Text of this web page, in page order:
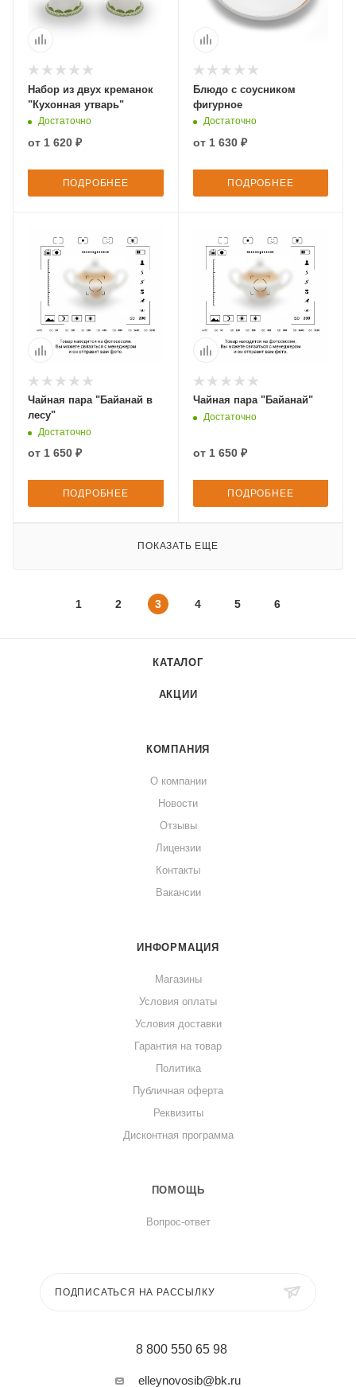
Набор из двух креманок
"Кухонная утварь"
Достаточно
от 1 620 ₽
ПОДРОБНЕЕ
Блюдо с соусником
фигурное
Достаточно
от 1 630 ₽
ПОДРОБНЕЕ
Чайная пара "Байанай в
лесу"
Достаточно
от 1 650 ₽
ПОДРОБНЕЕ
Чайная пара "Байанай"
Достаточно
от 1 650 ₽
ПОДРОБНЕЕ
ПОКАЗАТЬ ЕЩЕ
1 2 3 4 5 6
КАТАЛОГ
АКЦИИ
КОМПАНИЯ
О компании
Новости
Отзывы
Лицензии
Контакты
Вакансии
ИНФОРМАЦИЯ
Магазины
Условия оплаты
Условия доставки
Гарантия на товар
Политика
Публичная оферта
Реквизиты
Дисконтная программа
ПОМОЩЬ
Вопрос-ответ
ПОДПИСАТЬСЯ НА РАССЫЛКУ
8 800 550 65 98
elleynovosib@bk.ru